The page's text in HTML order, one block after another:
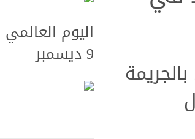
لمكافحة الفساد في
اليوم
9 ديسمبر